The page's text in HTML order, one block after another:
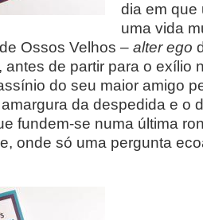
dia em que
uma vida
Ossos Velhos – alter ego
antes de partir para o exílio
do seu maior amigo
da despedida e o
fundem-se numa última
onde só uma pergunta